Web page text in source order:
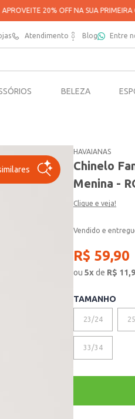
NO APP*
Atendimento Blog Entre
BELEZA
HAVAIANAS
Chinelo
Menina -
Clique e veja!
R$ 59,90
ou5xde R$
TAMANHO
23/24
33/34